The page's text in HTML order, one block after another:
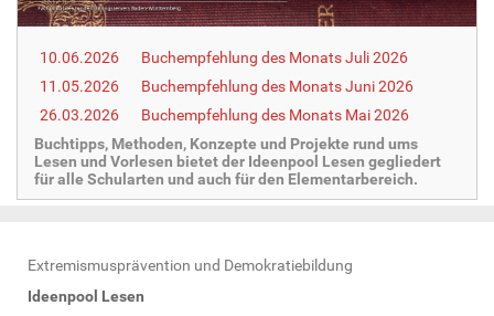
h
e
e
:
10.06.2026
Buchempfehlung des Monats Juli 2026
11.05.2026
Buchempfehlung des Monats Juni 2026
26.03.2026
Buchempfehlung des Monats Mai 2026
Buchtipps, Methoden, Konzepte und Projekte rund ums
Lesen und Vorlesen bietet der Ideenpool Lesen gegliedert
für alle Schularten und auch für den Elementarbereich.
N
a
Extremismusprävention und Demokratiebildung
Ideenpool Lesen